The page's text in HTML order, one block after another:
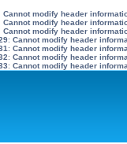
Cannot modify header
Cannot modify header
Cannot modify header
: Cannot modify header
: Cannot modify header
: Cannot modify header
: Cannot modify header